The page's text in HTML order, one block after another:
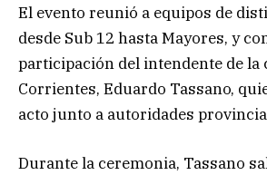
El evento reunió a equipos de
desde Sub 12 hasta Mayores, y
participación del intendente de la
Corrientes, Eduardo Tassano,
acto junto a autoridades
Durante la ceremonia, Tassano